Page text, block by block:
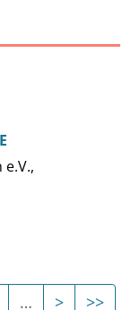
… >Nächste
>>